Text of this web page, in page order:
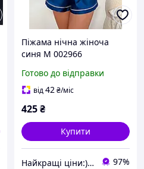
Піжама нічна жіноча
синя M 002966
Готово до відправки
від42₴/міс
425₴
Купити
Найкращі ціни:) Lightssshop 97%